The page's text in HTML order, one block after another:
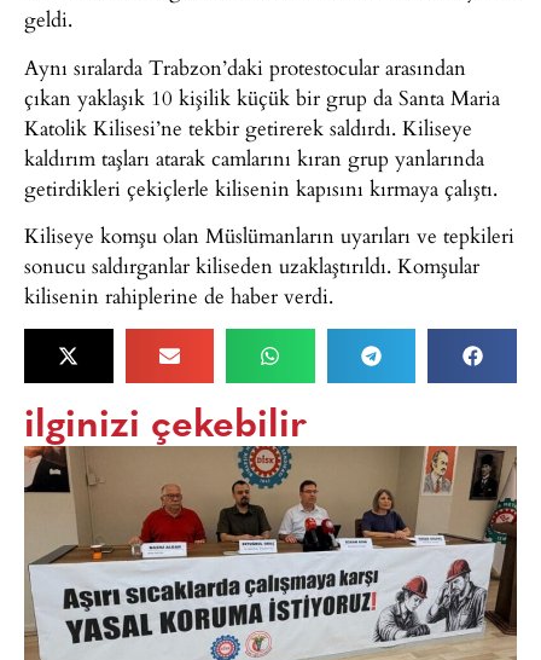
geldi.
Aynı sıralarda Trabzon’daki protestocular arasından
çıkan yaklaşık 10 kişilik küçük bir grup da Santa Maria
Katolik Kilisesi’ne tekbir getirerek saldırdı. Kiliseye
kaldırım taşları atarak camlarını kıran grup yanlarında
getirdikleri çekiçlerle kilisenin kapısını kırmaya çalıştı.
Kiliseye komşu olan Müslümanların uyarıları ve tepkileri
sonucu saldırganlar kiliseden uzaklaştırıldı. Komşular
kilisenin rahiplerine de haber verdi.
ilginizi çekebilir